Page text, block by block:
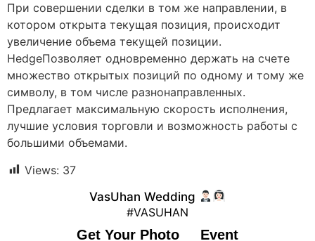
При совершении сделки в том же направлении, в
котором открыта текущая позиция, происходит
увеличение объема текущей позиции.
HedgeПозволяет одновременно держать на счете
множество открытых позиций по одному и тому же
символу, в том числе разнонаправленных.
Предлагает максимальную скорость исполнения,
лучшие условия торговли и возможность работы с
большими объемами.
Views: 37
VasUhan Wedding
#VASUHAN
Get Your Photo Event